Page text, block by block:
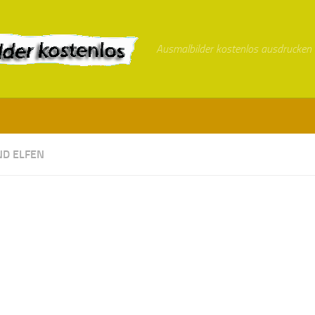
Ausmalbilder kostenlos
ELFEN